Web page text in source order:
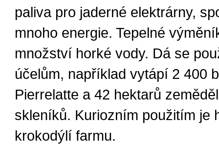
paliva pro jaderné elektrárny,
mnoho energie. Tepelné
množství horké vody. Dá se
účelům, například vytápí 2 400
Pierrelatte a 42 hektarů
skleníků. Kuriozním použitím je
krokodýlí farmu.